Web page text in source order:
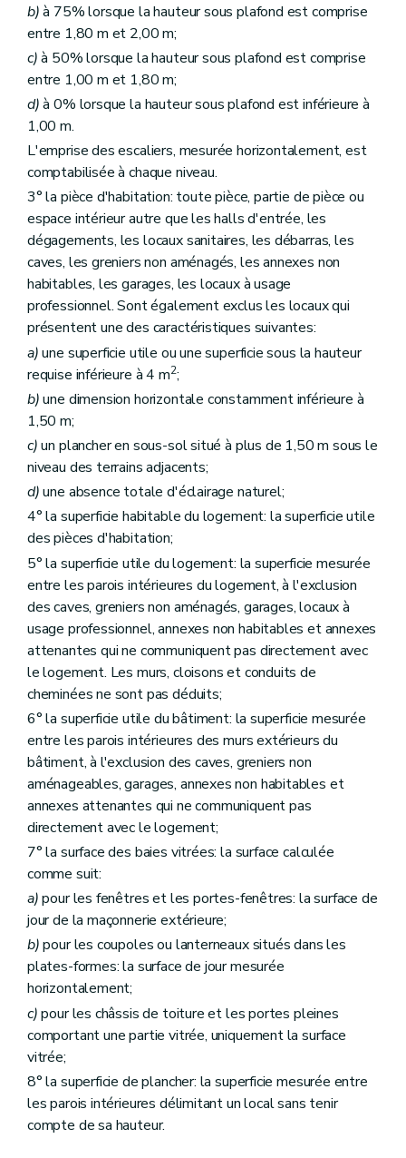
b)à 75% lorsque la hauteur sous plafond est comprise
entre 1,80 m et 2,00 m;
c)à 50% lorsque la hauteur sous plafond est comprise
entre 1,00 m et 1,80 m;
d)à 0% lorsque la hauteur sous plafond est inférieure à
1,00 m.
L'emprise des escaliers, mesurée horizontalement, est
comptabilisée à chaque niveau.
3° la pièce d'habitation: toute pièce, partie de pièce ou
espace intérieur autre que les halls d'entrée, les
dégagements, les locaux sanitaires, les débarras, les
caves, les greniers non aménagés, les annexes non
habitables, les garages, les locaux à usage
professionnel. Sont également exclus les locaux qui
présentent une des caractéristiques suivantes:
a)une superficie utile ou une superficie sous la hauteur
requise inférieure à 4 m2;
b)une dimension horizontale constamment inférieure à
1,50 m;
c)un plancher en sous-sol situé à plus de 1,50 m sous le
niveau des terrains adjacents;
d)une absence totale d'éclairage naturel;
4° la superficie habitable du logement: la superficie utile
des pièces d'habitation;
5° la superficie utile du logement: la superficie mesurée
entre les parois intérieures du logement, à l'exclusion
des caves, greniers non aménagés, garages, locaux à
usage professionnel, annexes non habitables et annexes
attenantes qui ne communiquent pas directement avec
le logement. Les murs, cloisons et conduits de
cheminées ne sont pas déduits;
6° la superficie utile du bâtiment: la superficie mesurée
entre les parois intérieures des murs extérieurs du
bâtiment, à l'exclusion des caves, greniers non
aménageables, garages, annexes non habitables et
annexes attenantes qui ne communiquent pas
directement avec le logement;
7° la surface des baies vitrées: la surface calculée
comme suit:
a)pour les fenêtres et les portes-fenêtres: la surface de
jour de la maçonnerie extérieure;
b)pour les coupoles ou lanterneaux situés dans les
plates-formes: la surface de jour mesurée
horizontalement;
c)pour les châssis de toiture et les portes pleines
comportant une partie vitrée, uniquement la surface
vitrée;
8° la superficie de plancher: la superficie mesurée entre
les parois intérieures délimitant un local sans tenir
compte de sa hauteur.